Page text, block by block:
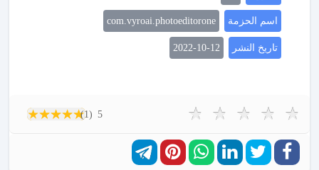
اسم الحزمة com.vyroai.photoeditorone
تاريخ النشر 2022-10-12
5
(1)